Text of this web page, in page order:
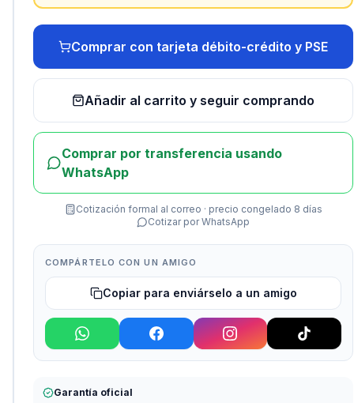
Comprar con tarjeta débito-crédito y PSE
Añadir al carrito y seguir comprando
Comprar por transferencia usando
WhatsApp
Cotización formal al correo · precio congelado 8 días
Cotizar por WhatsApp
COMPÁRTELO CON UN AMIGO
Copiar para enviárselo a un amigo
Garantía oficial